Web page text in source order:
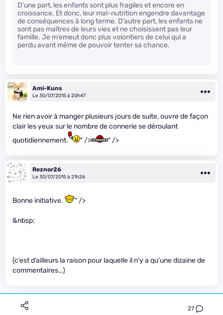
27
D’une part, les enfants sont plus fragiles et encore en
croissance. Et donc, leur mal-nutrition engendre davantage
de conséquences à long terme. D’autre part, les enfants ne
sont pas maîtres de leurs vies et ne choisissent pas leur
famille. Je m’emeut donc plus volontiers de celui qui a
perdu avant même de pouvoir tenter sa chance.
Ami-Kuns
Le 30/07/2015 à 20h47
Ne rien avoir à manger plusieurs jours de suite, ouvre de façon
clair les yeux sur le nombre de connerie se déroulant
quotidiennement.
" /> " />
Reznor26
Le 30/07/2015 à 21h26
Bonne initiative. " />
&nbsp;
(c’est d’ailleurs la raison pour laquelle il n’y a qu’une dizaine de
commentaires…)